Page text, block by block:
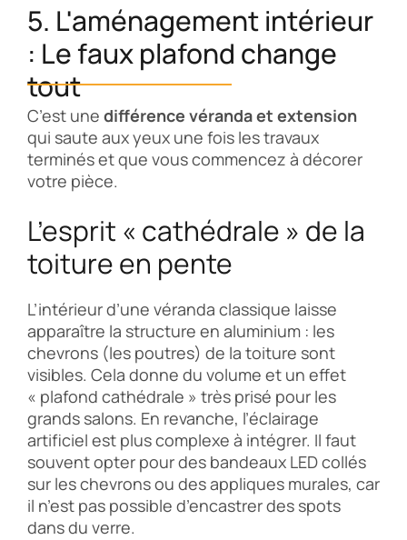
5. L'aménagement intérieur
: Le faux plafond change
tout
C’est une différence véranda et extension
qui saute aux yeux une fois les travaux
terminés et que vous commencez à décorer
votre pièce.
L’esprit « cathédrale » de la
toiture en pente
L’intérieur d’une véranda classique laisse
apparaître la structure en aluminium : les
chevrons (les poutres) de la toiture sont
visibles. Cela donne du volume et un effet
« plafond cathédrale » très prisé pour les
grands salons. En revanche, l’éclairage
artificiel est plus complexe à intégrer. Il faut
souvent opter pour des bandeaux LED collés
sur les chevrons ou des appliques murales, car
il n’est pas possible d’encastrer des spots
dans du verre.